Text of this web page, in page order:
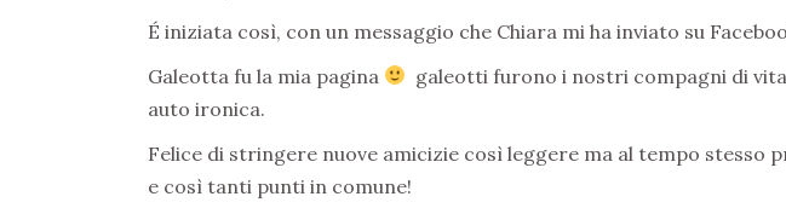
É iniziata così, con un messaggio che Chiara mi ha inviato su
Galeotta fu la mia pagina
galeotti furono i nostri compagni di
auto ironica.
Felice di stringere nuove amicizie così leggere ma al tempo
e così tanti punti in comune!